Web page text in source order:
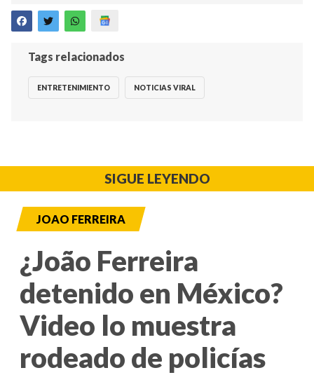
Tags relacionados
ENTRETENIMIENTO NOTICIAS VIRAL
SIGUE LEYENDO
JOAO FERREIRA
¿João Ferreira
detenido en México?
Video lo muestra
rodeado de policías